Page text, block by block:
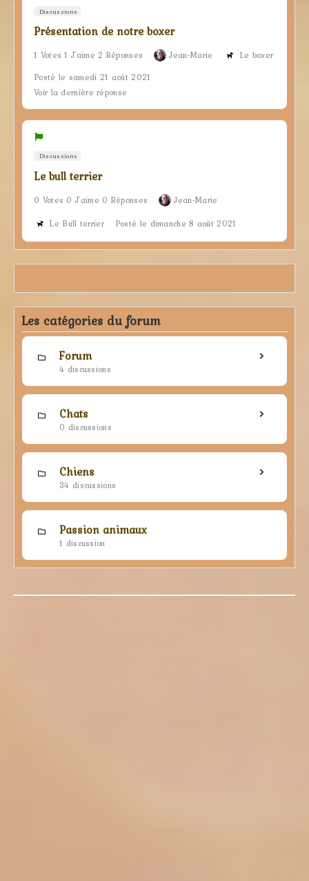
Discussions
Présentation de notre boxer
1 Votes 1 J'aime 2 Réponses Jean-Marie
Le boxer
Posté le samedi 21 août 2021
Voir la dernière réponse
Discussions
Le bull terrier
0 Votes 0 J'aime 0 Réponses
Jean-Marie
Le Bull terrier
Posté le dimanche 8 août 2021
Les catégories du forum
Forum
4 discussions
Chats
0 discussions
Chiens
34 discussions
Passion animaux
1 discussion